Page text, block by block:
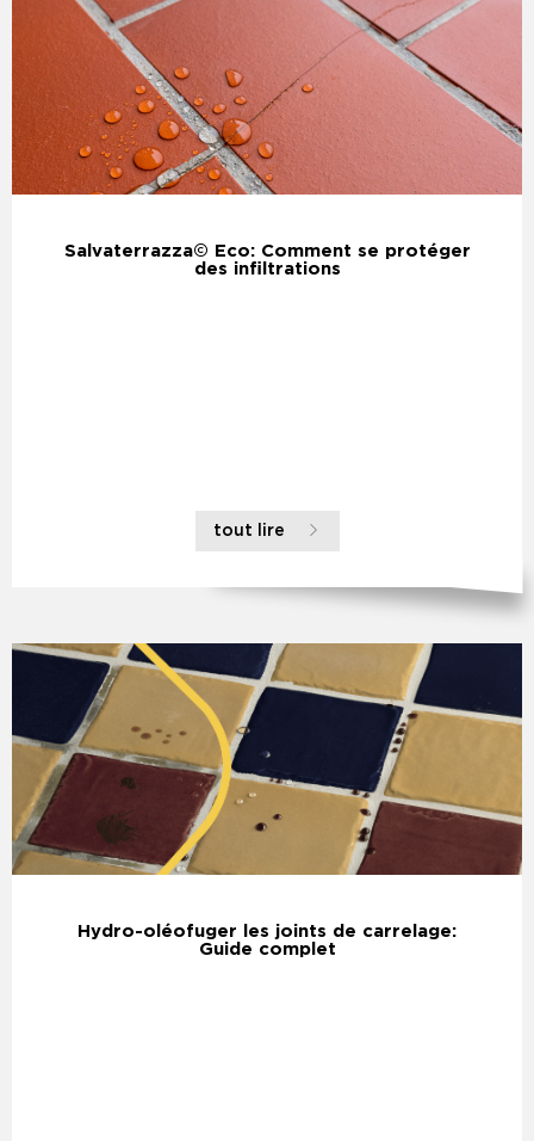
Salvaterrazza© Eco: Comment se protéger
des infiltrations
tout lire
Hydro-oléofuger les joints de carrelage:
Guide complet